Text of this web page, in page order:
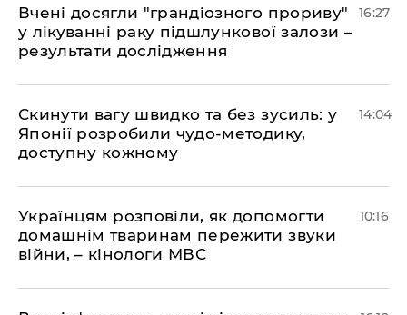
Вчені досягли "грандіозного прориву"
у лікуванні раку підшлункової залози –
результати дослідження
16:27
Скинути вагу швидко та без зусиль: у
Японії розробили чудо-методику,
доступну кожному
14:04
Українцям розповіли, як допомогти
домашнім тваринам пережити звуки
війни, – кінологи МВС
10:16